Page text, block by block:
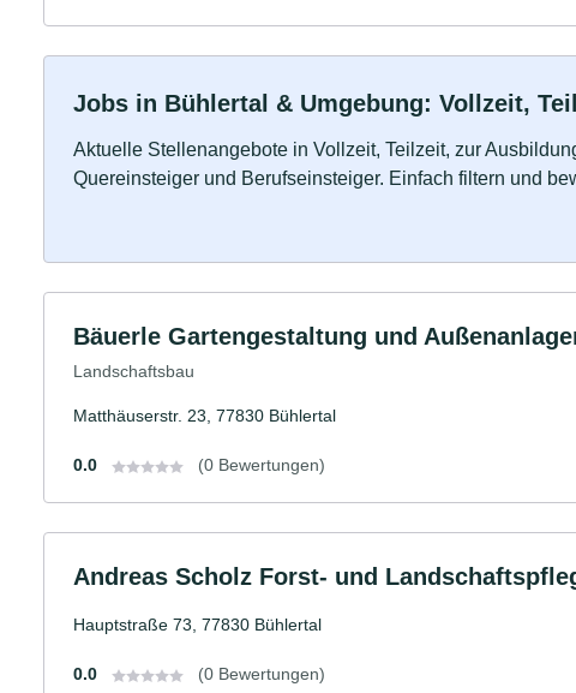
Jobs in Bühlertal & Umgebung: Vollzeit,
Aktuelle Stellenangebote in Vollzeit, Teilzeit, zur
Quereinsteiger und Berufseinsteiger. Einfach filtern und
Bäuerle Gartengestaltung und
Landschaftsbau
Matthäuserstr. 23, 77830 Bühlertal
0.0 (0 Bewertungen)
Andreas Scholz Forst- und
Hauptstraße 73, 77830 Bühlertal
0.0 (0 Bewertungen)